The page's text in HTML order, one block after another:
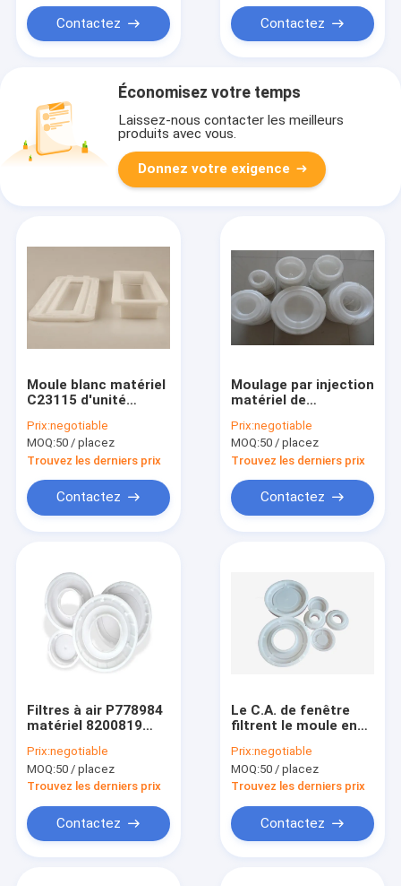
Contactez Contactez
Économisez votre temps
Laissez-nous contacter les meilleurs
produits avec vous.
Donnez votre exigence
Moule blanc matériel
C23115 d'unité
air de cache anti-
poussière
Prix:negotiable
MOQ:50 / placez
Trouvez les derniers prix
Contactez
Moulage par injection
matériel de
filtres à air de
périodes CF1140
Prix:negotiable
MOQ:50 / placez
Trouvez les derniers prix
Contactez
Filtres à air P778984
matériel 8200819
véhicule
Prix:negotiable
MOQ:50 / placez
Trouvez les derniers prix
Contactez
Le C.A. de fenêtre
filtrent le moule en
polypropylène C1250
matériel
Prix:negotiable
MOQ:50 / placez
Trouvez les derniers prix
Contactez